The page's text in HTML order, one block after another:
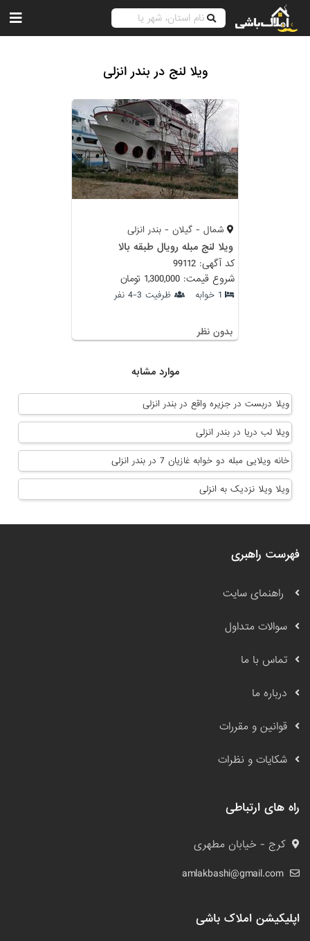
ویلا لنج در بندر انزلی
شمال - گیلان - بندر انزلی
ویلا لنج مبله رویال طبقه بالا
کد آگهی: 99112
شروع قیمت: 1,300,000 تومان
1 خوابه ظرفیت 3-4 نفر
بدون نظر
موارد مشابه
ویلا دربست در جزیره واقع در بندر انزلی
ویلا لب دریا در بندر انزلی
خانه ویلایی مبله دو خوابه غازیان 7 در بندر انزلی
ویلا ویلا نزدیک به انزلی
فهرست راهبری
راهنمای سایت
سوالات متداول
تماس با ما
درباره ما
قوانین و مقررات
شکایات و نظرات
راه های ارتباطی
کرج - خیابان مطهری
amlakbashi@gmail.com
اپلیکیشن املاک باشی